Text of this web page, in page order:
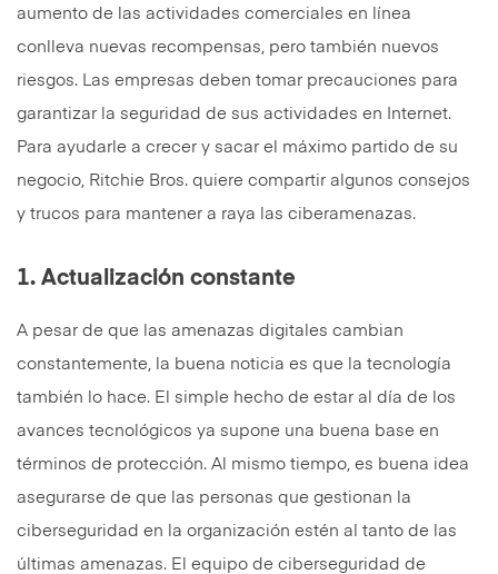
aumento de las actividades comerciales en línea
conlleva nuevas recompensas, pero también nuevos
riesgos. Las empresas deben tomar precauciones para
garantizar la seguridad de sus actividades en Internet.
Para ayudarle a crecer y sacar el máximo partido de su
negocio, Ritchie Bros. quiere compartir algunos consejos
y trucos para mantener a raya las ciberamenazas.
1. Actualización constante
A pesar de que las amenazas digitales cambian
constantemente, la buena noticia es que la tecnología
también lo hace. El simple hecho de estar al día de los
avances tecnológicos ya supone una buena base en
términos de protección. Al mismo tiempo, es buena idea
asegurarse de que las personas que gestionan la
ciberseguridad en la organización estén al tanto de las
últimas amenazas. El equipo de ciberseguridad de